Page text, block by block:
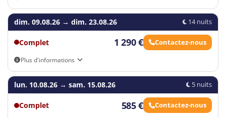
Arrivée autonome
dim. 09.08.26 → dim. 23.08.26 14 nuits
Complet 1 290 € Contactez-nous
Plus d'informations
Arrivée autonome
lun. 10.08.26 → sam. 15.08.26 5 nuits
Complet 585 € Contactez-nous